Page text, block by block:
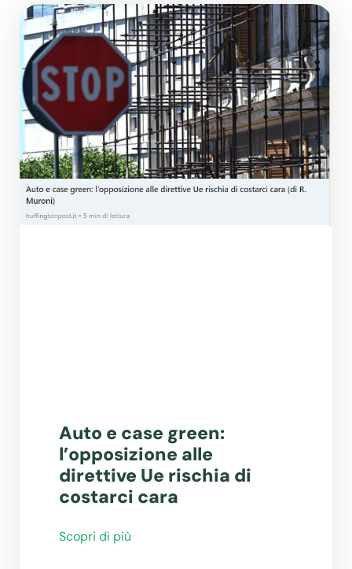
Auto e case green:
l’opposizione alle
direttive Ue rischia di
costarci cara
Scopri di più